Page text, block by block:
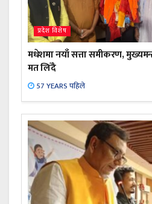
प्रदेश विशेष
मधेशमा नयाँ सत्ता समीकरण,
मत लिँदै
57 YEARS पहिले